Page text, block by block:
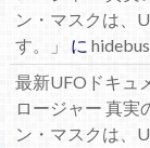
ン・マスクは、
す。」
に
最新UFOドキュ
ロージャー 真実
ン・マスクは、